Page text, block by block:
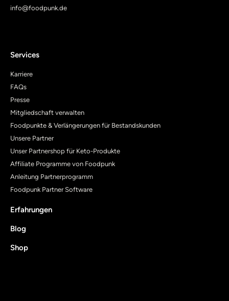
info@foodpunk.de
Services
Karriere
FAQs
Presse
Mitgliedschaft verwalten
Foodpunkte & Verlängerungen für Bestandskunden
Unsere Partner
Unser Partnershop für Keto-Produkte
Affiliate Programme von Foodpunk
Anleitung Partnerprogramm
Foodpunk Partner Software
Erfahrungen
Blog
Shop